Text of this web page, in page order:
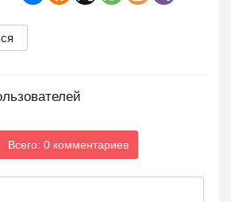
Всего: 0 комментариев